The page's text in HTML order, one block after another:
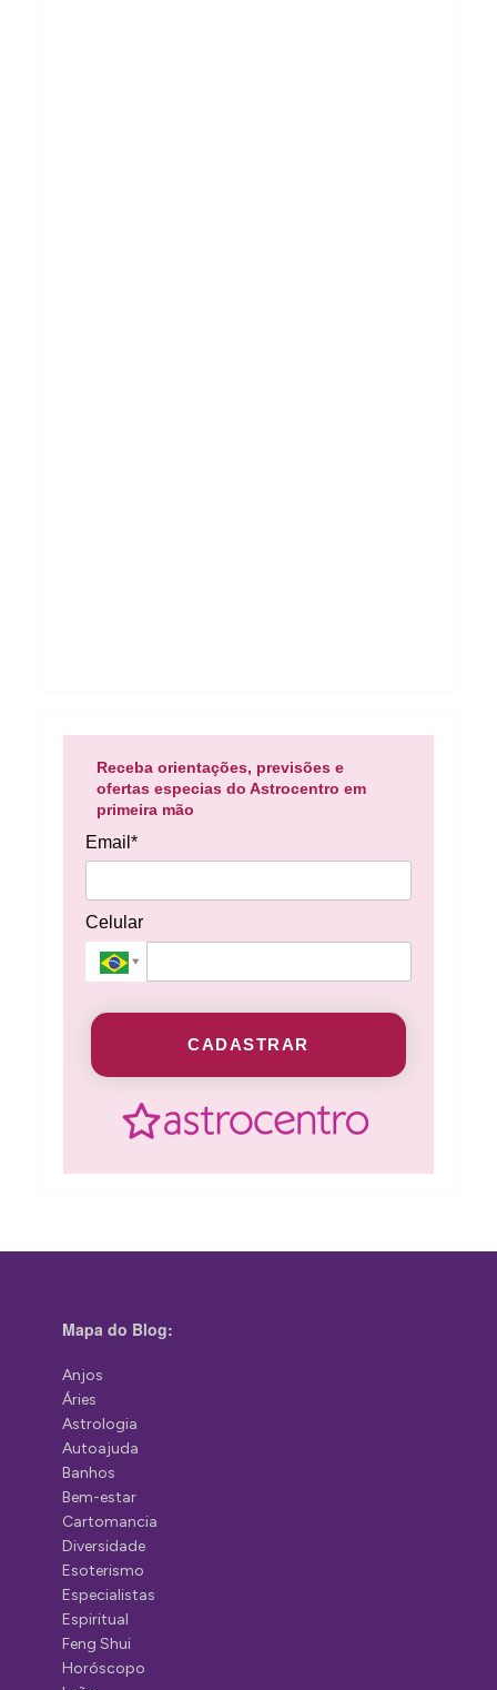
Receba orientações, previsões e
ofertas especias do Astrocentro em
primeira mão
Email*
Celular
CADASTRAR
Mapa do Blog:
Anjos
Áries
Astrologia
Autoajuda
Banhos
Bem-estar
Cartomancia
Diversidade
Esoterismo
Especialistas
Espiritual
Feng Shui
Horóscopo